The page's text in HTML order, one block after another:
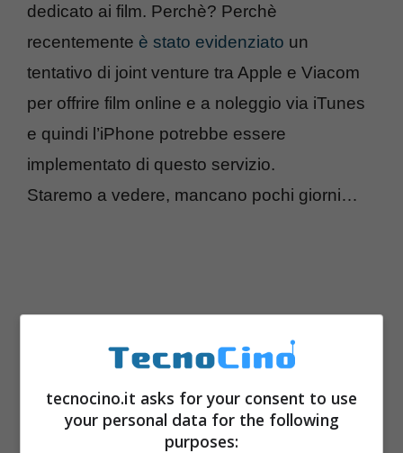
dedicato ai film. Perchè? Perchè
recentemente è stato evidenziato un
tentativo di joint venture tra Apple e Viacom
per offrire film online e a noleggio via iTunes
e quindi l’iPhone potrebbe essere
implementato di questo servizio.
Staremo a vedere, mancano pochi giorni…
tecnocino.it asks for your consent to use
your personal data for the following
purposes: